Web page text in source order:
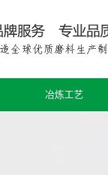
冶炼工艺